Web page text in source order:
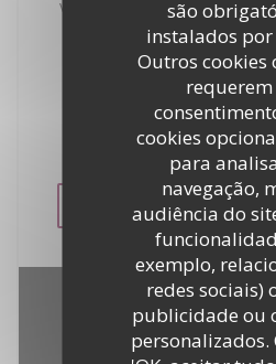
são
instalados
Outros cookies
requerem
cookies
para
navegação,
audiência do
exemplo,
redes sociais)
publicidade ou
personalizados.
vistas da vila de Saint-Tropez
azul-turquesa do
luxuosos do mundo a
Idealmente localizado à
Saint-Tropez, La
gama dos melhores
Estacionamento
VER O SITE